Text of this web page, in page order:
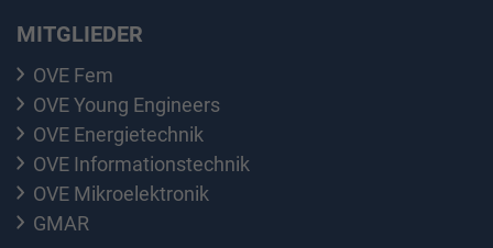
MITGLIEDER
OVE Fem
OVE Young Engineers
OVE Energietechnik
OVE Informationstechnik
OVE Mikroelektronik
GMAR